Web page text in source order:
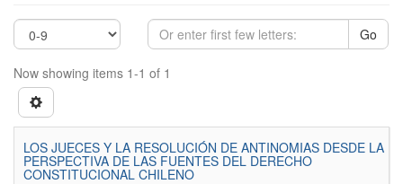
Go
Now showing items 1-1 of 1
LOS JUECES Y LA RESOLUCIÓN DE ANTINOMIAS DESDE LA
PERSPECTIVA DE LAS FUENTES DEL DERECHO
CONSTITUCIONAL CHILENO